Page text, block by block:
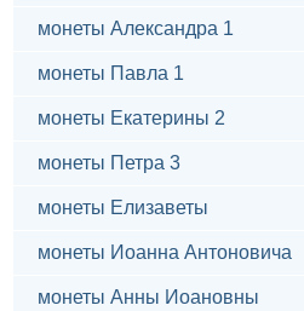
монеты Александра 1
монеты Павла 1
монеты Екатерины 2
монеты Петра 3
монеты Елизаветы
монеты Иоанна Антоновича
монеты Анны Иоановны